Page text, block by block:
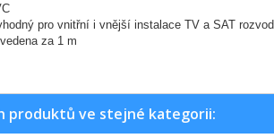
pro vnitřní i vnější instalace TV a SAT rozvod
za 1 m
produktů ve stejné kategorii: